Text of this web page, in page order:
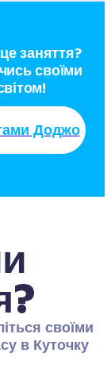
заняття?
своїми
Доджо
своїми
в Куточку